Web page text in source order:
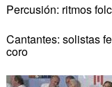
Percusión: ritmos
Cantantes: solistas
coro